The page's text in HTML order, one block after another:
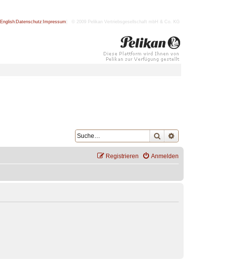
English Datenschutz Impressum | © 2009 Pelikan Vertriebsgesellschaft mbH & Co. KG
Suche
Anmelden
Registrieren